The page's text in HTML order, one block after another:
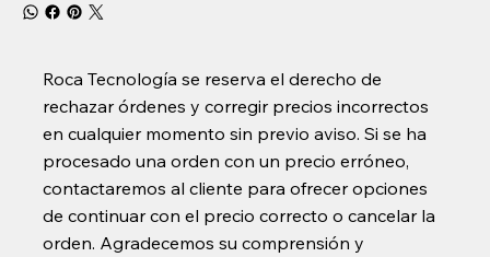
Roca Tecnología se reserva el derecho de
rechazar órdenes y corregir precios incorrectos
en cualquier momento sin previo aviso. Si se ha
procesado una orden con un precio erróneo,
contactaremos al cliente para ofrecer opciones
de continuar con el precio correcto o cancelar la
orden. Agradecemos su comprensión y